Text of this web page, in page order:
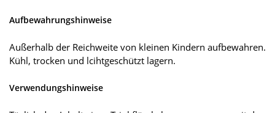
Aufbewahrungshinweise
Außerhalb der Reichweite von kleinen Kindern aufbewahren.
Kühl, trocken und lcihtgeschützt lagern.
Verwendungshinweise